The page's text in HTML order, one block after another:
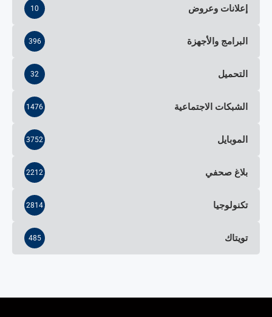
إعلانات وعروض 10
البرامج والأجهزة 396
التحميل 32
الشبكات الاجتماعية 1476
الموبايل 3752
بلاغ صحفي 2212
تكنولوجيا 2814
تويتاك 485